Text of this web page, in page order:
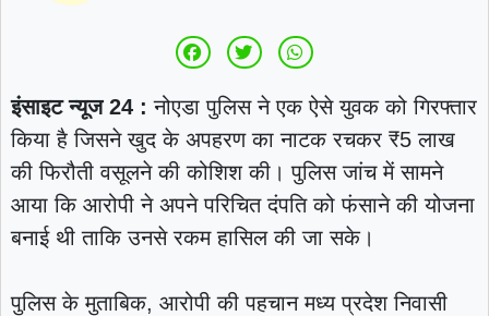
इंसाइट न्यूज 24 : नोएडा पुलिस ने एक ऐसे युवक को गिरफ्तार
किया है जिसने खुद के अपहरण का नाटक रचकर ₹5 लाख
की फिरौती वसूलने की कोशिश की। पुलिस जांच में सामने
आया कि आरोपी ने अपने परिचित दंपति को फंसाने की योजना
बनाई थी ताकि उनसे रकम हासिल की जा सके।
पुलिस के मुताबिक, आरोपी की पहचान मध्य प्रदेश निवासी